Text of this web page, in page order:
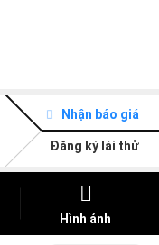
Nhận báo giá
Đăng ký lái thử
Hình ảnh